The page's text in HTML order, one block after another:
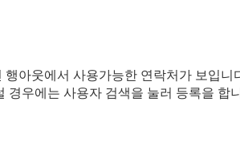
아웃에서 사용가능한 연락처가 보입니
경우에는 사용자 검색을 눌러 등록을 합